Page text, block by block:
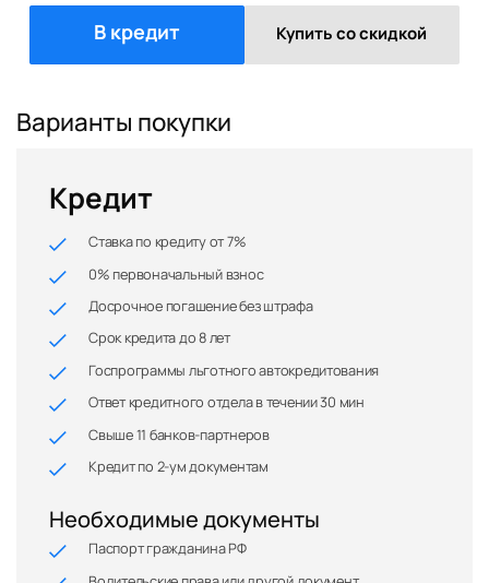
В кредит Купить со скидкой
Варианты покупки
Кредит
Ставка по кредиту от 7%
0% первоначальный взнос
Досрочное погашение без штрафа
Срок кредита до 8 лет
Госпрограммы льготного автокредитования
Ответ кредитного отдела в течении 30 мин
Свыше 11 банков-партнеров
Кредит по 2-ум документам
Необходимые документы
Паспорт гражданина РФ